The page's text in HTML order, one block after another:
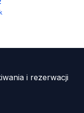
i rezerwacji